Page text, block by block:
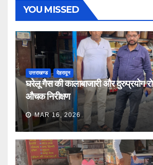
YOU MISSED
उत्तराखण्ड देहरादून
घरेलू गैस की कालाबाजारी और दुरुप्रयोग
औचक निरीक्षण
MAR 16, 2026